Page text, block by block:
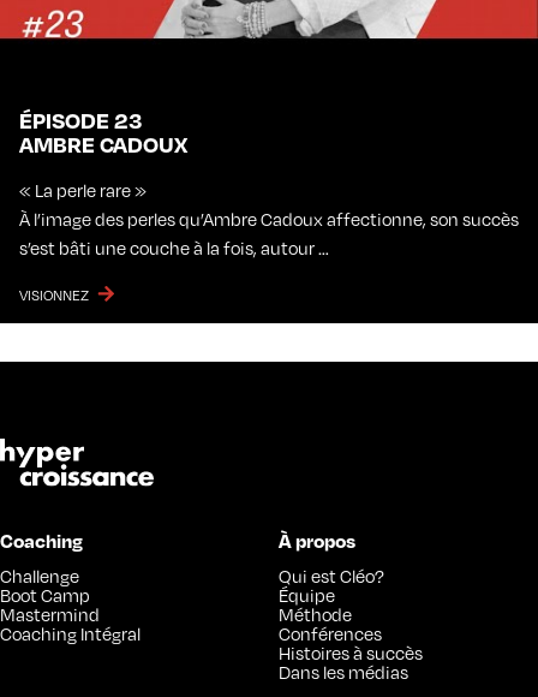
ÉPISODE 23
AMBRE CADOUX
« La perle rare »
À l’image des perles qu’Ambre Cadoux affectionne, son succès
s’est bâti une couche à la fois, autour …
VISIONNEZ
Coaching
Challenge
Boot Camp
Mastermind
Coaching Intégral
À propos
Qui est Cléo?
Équipe
Méthode
Conférences
Histoires à succès
Dans les médias